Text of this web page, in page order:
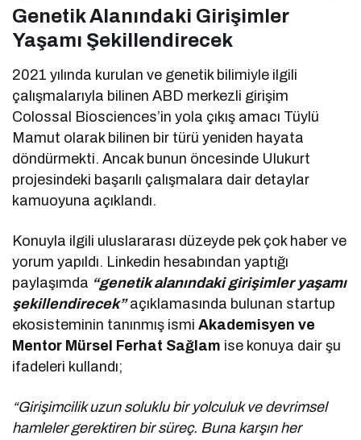
Genetik Alanındaki Girişimler
Yaşamı Şekillendirecek
2021 yılında kurulan ve genetik bilimiyle ilgili
çalışmalarıyla bilinen ABD merkezli girişim
Colossal Biosciences’in yola çıkış amacı Tüylü
Mamut olarak bilinen bir türü yeniden hayata
döndürmekti. Ancak bunun öncesinde Ulukurt
projesindeki başarılı çalışmalara dair detaylar
kamuoyuna açıklandı.
Konuyla ilgili uluslararası düzeyde pek çok haber ve
yorum yapıldı. Linkedin hesabından yaptığı
paylaşımda “genetik alanındaki girişimler yaşamı
şekillendirecek”açıklamasında bulunan startup
ekosisteminin tanınmış ismiAkademisyen ve
Mentor Mürsel Ferhat Sağlam ise konuya dair şu
ifadeleri kullandı;
“Girişimcilik uzun soluklu bir yolculuk ve devrimsel
hamleler gerektiren bir süreç. Buna karşın her